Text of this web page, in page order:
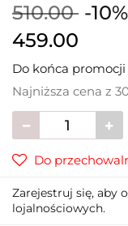
510.00 -10%
459.00
Do końca promocji
Najniższa cena z
Do
Zarejestruj się, aby
lojalnościowych.